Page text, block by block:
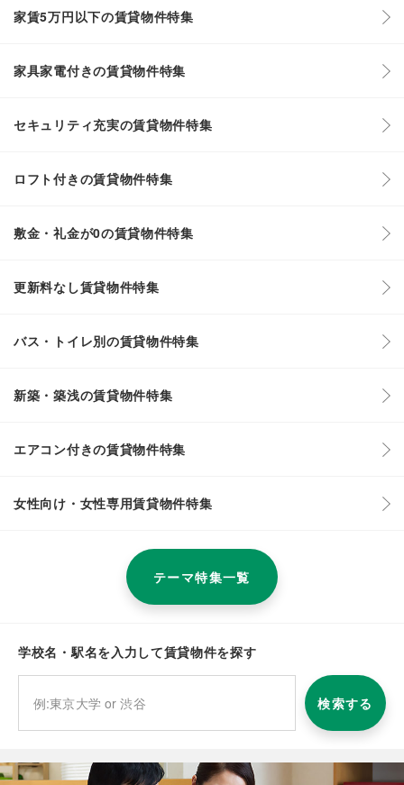
家賃5万円以下の賃貸物件特集
家具家電付きの賃貸物件特集
セキュリティ充実の賃貸物件特集
ロフト付きの賃貸物件特集
敷金・礼金が0の賃貸物件特集
更新料なし賃貸物件特集
バス・トイレ別の賃貸物件特集
新築・築浅の賃貸物件特集
エアコン付きの賃貸物件特集
女性向け・女性専用賃貸物件特集
テーマ特集一覧
学校名・駅名を入力して賃貸物件を探す
検索する